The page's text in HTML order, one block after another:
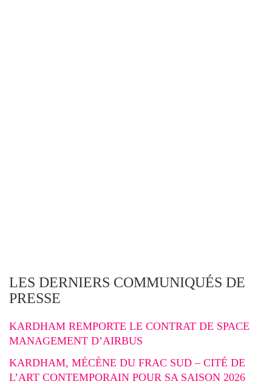
LES DERNIERS COMMUNIQUÉS DE
PRESSE
KARDHAM REMPORTE LE CONTRAT DE SPACE
MANAGEMENT D’AIRBUS
KARDHAM, MÉCÈNE DU FRAC SUD – CITÉ DE
L’ART CONTEMPORAIN POUR SA SAISON 2026